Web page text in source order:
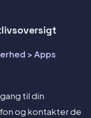
> Apps
til din
og kontakter de